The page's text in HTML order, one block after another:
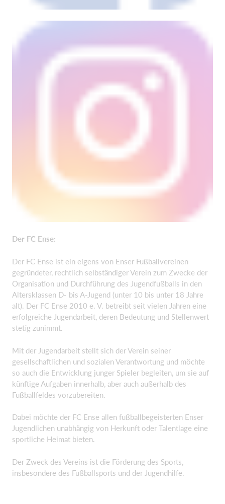
Der FC Ense:
Der FC Ense ist ein eigens von Enser Fußballvereinen
gegründeter, rechtlich selbständiger Verein zum Zwecke der
Organisation und Durchführung des Jugendfußballs in den
Altersklassen D- bis A-Jugend (unter 10 bis unter 18 Jahre
alt). Der FC Ense 2010 e. V. betreibt seit vielen Jahren eine
erfolgreiche Jugendarbeit, deren Bedeutung und Stellenwert
stetig zunimmt.
Mit der Jugendarbeit stellt sich der Verein seiner
gesellschaftlichen und sozialen Verantwortung und möchte
so auch die Entwicklung junger Spieler begleiten, um sie auf
künftige Aufgaben innerhalb, aber auch außerhalb des
Fußballfeldes vorzubereiten.
Dabei möchte der FC Ense allen fußballbegeisterten Enser
Jugendlichen unabhängig von Herkunft oder Talentlage eine
sportliche Heimat bieten.
Der Zweck des Vereins ist die Förderung des Sports,
insbesondere des Fußballsports und der Jugendhilfe.